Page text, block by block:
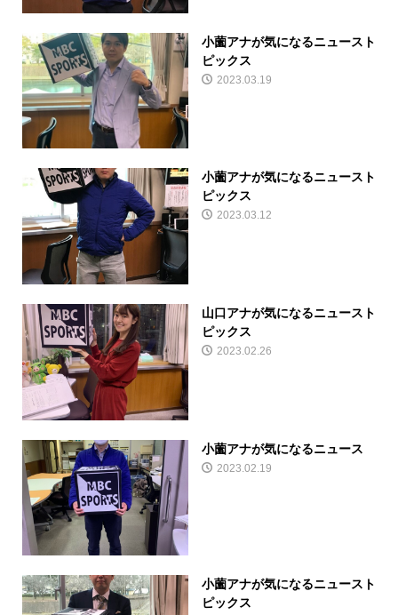
小薗アナが気になるニュースト
ピックス
2023.03.19
小薗アナが気になるニュースト
ピックス
2023.03.12
山口アナが気になるニュースト
ピックス
2023.02.26
小薗アナが気になるニュース
2023.02.19
小薗アナが気になるニュースト
ピックス